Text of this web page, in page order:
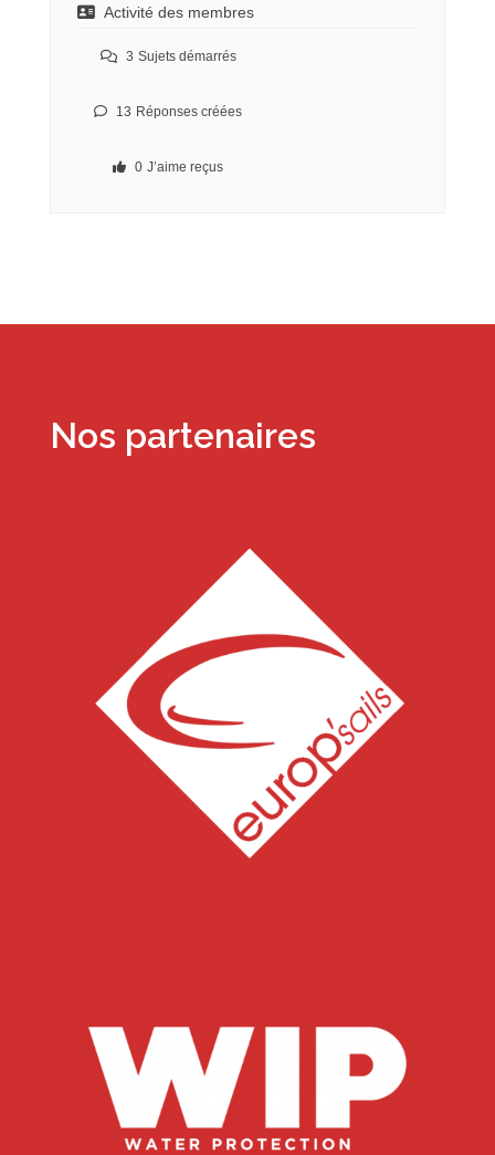
Activité des membres
3 Sujets démarrés
13 Réponses créées
0 J’aime reçus
Nos partenaires